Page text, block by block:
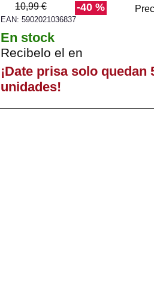
-40 %
10,99 €
EAN: 5902021036837
En stock
Recibelo el en
¡Date prisa solo quedan
unidades!